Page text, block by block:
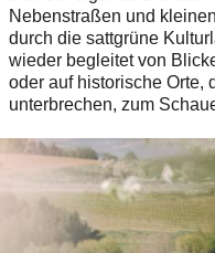
Nebenstraßen und
durch die sattgrüne
wieder begleitet von
oder auf historische Orte,
unterbrechen, zum